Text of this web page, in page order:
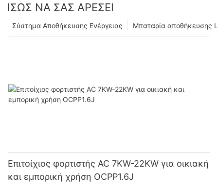
ΊΣΩΣ ΝΑ ΣΑΣ ΑΡΈΣΕΙ
Μπαταρία αποθήκευσης
Σύστημα Αποθήκευσης Ενέργειας
Επιτοίχιος φορτιστής AC 7KW-22KW για οικιακή
και εμπορική χρήση OCPP1.6J